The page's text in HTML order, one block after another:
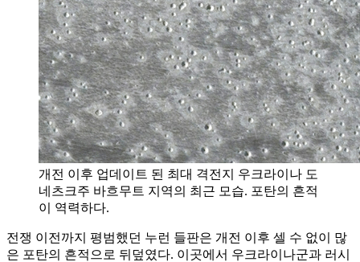
개전 이후 업데이트 된 최대 격전지 우크라이나 도
네츠크주 바흐무트 지역의 최근 모습. 포탄의 흔적
이 역력하다.
전쟁 이전까지 평범했던 누런 들판은 개전 이후 셀 수 없이 많
은 포탄의 흔적으로 뒤덮였다. 이곳에서 우크라이나군과 러시